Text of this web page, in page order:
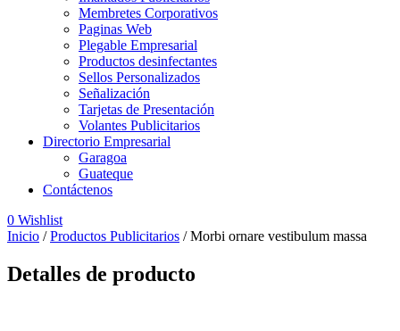
Membretes Corporativos
Paginas Web
Plegable Empresarial
Productos desinfectantes
Sellos Personalizados
Señalización
Tarjetas de Presentación
Volantes Publicitarios
Directorio Empresarial
Garagoa
Guateque
Contáctenos
0 Wishlist
Inicio / Productos Publicitarios /Morbi ornare vestibulum massa
Detalles de producto